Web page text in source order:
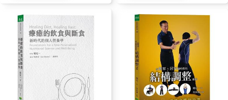
啟示，沒多久就顯得過氣，在更專業、更新的發現之前相形失
色。
不過，寫得平易近人的哲學和形上學論述就不會有這種情況。事
實是，所有的古代經典到現在仍然有人流通印行，日久彌新，漸
受歡迎。儘管如此，我自己在多年前得出了一個結論：正確的問
題和答案必須發自內心，由心靈領略消化，而非憑著頭腦推理論
述。這一點，讀者閱讀本書時，相信也會心有戚戚焉的。
本書確實還有不少缺失，其一是因為我在美國住了大半輩子，這
些問答的原文都是英文。所以，和前一本書《真原醫》一樣，本